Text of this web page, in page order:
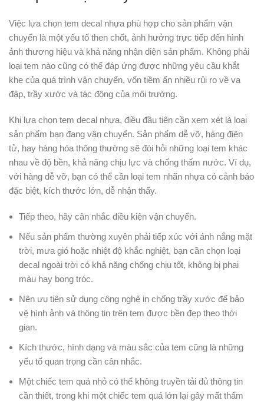
Việc lựa chọn tem decal nhựa phù hợp cho sản phẩm vận
chuyển là một yếu tố then chốt, ảnh hưởng trực tiếp đến hình
ảnh thương hiệu và khả năng nhận diện sản phẩm. Không phải
loại tem nào cũng có thể đáp ứng được những yêu cầu khắt
khe của quá trình vận chuyển, vốn tiềm ẩn nhiều rủi ro về va
đập, trầy xước và tác động của môi trường.
Khi lựa chọn tem decal nhựa, điều đầu tiên cần xem xét là loại
sản phẩm bạn đang vận chuyển. Sản phẩm dễ vỡ, hàng điện
tử, hay hàng hóa thông thường sẽ đòi hỏi những loại tem khác
nhau về độ bền, khả năng chịu lực và chống thấm nước. Ví dụ,
với hàng dễ vỡ, bạn có thể cần loại tem nhãn nhựa có cảnh báo
đặc biệt, kích thước lớn, dễ nhận thấy.
Tiếp theo, hãy cân nhắc điều kiện vận chuyển.
Nếu sản phẩm thường xuyên phải tiếp xúc với ánh nắng mặt
trời, mưa gió hoặc nhiệt độ khắc nghiệt, bạn cần chọn loại
decal ngoài trời có khả năng chống chịu tốt, không bị phai
màu hay bong tróc.
Nên ưu tiên sử dụng công nghệ in chống trầy xước để bảo
vệ hình ảnh và thông tin trên tem được bền đẹp theo thời
gian.
Kích thước, hình dạng và màu sắc của tem cũng là những
yếu tố quan trọng cần cân nhắc.
Một chiếc tem quá nhỏ có thể không truyền tải đủ thông tin
cần thiết, trong khi một chiếc tem quá lớn lại gây mất thẩm